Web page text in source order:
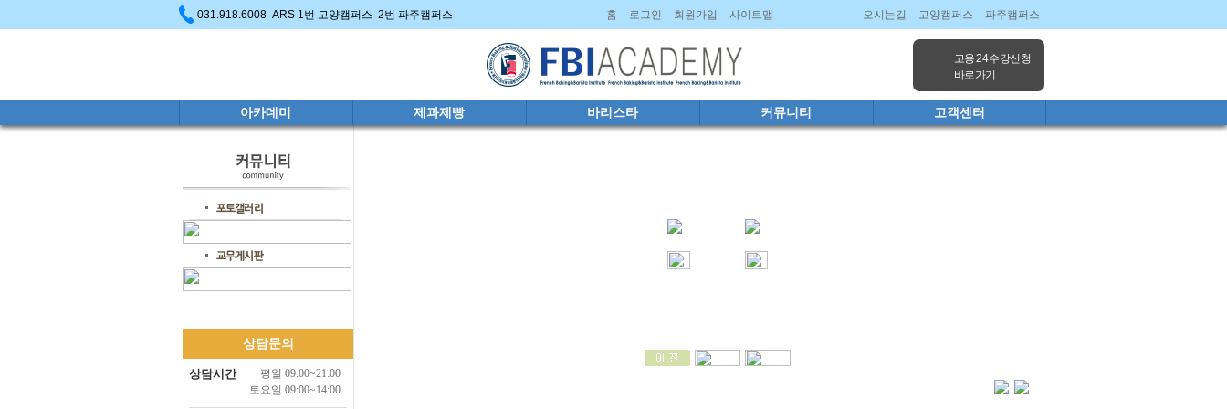
031.918.6008 ARS 1번 고양캠퍼스 2번 파주캠퍼스 홈 로그인 회원가입 사이트맵 오시는길 고양캠퍼스 파주캠퍼스
고용 24 수강신청
바로가기
아카데미 제과제빵 바리스타 커뮤니티 고객센터
상담문의
상담시간
평일 09:00~21:00
토요일 09:00~14:00